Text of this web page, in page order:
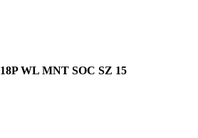
WL MNT SOC SZ 15